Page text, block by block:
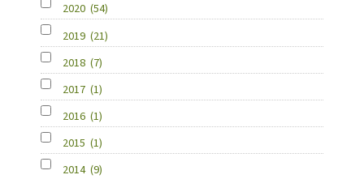
2020 (54)
2019 (21)
2018 (7)
2017 (1)
2016 (1)
2015 (1)
2014 (9)